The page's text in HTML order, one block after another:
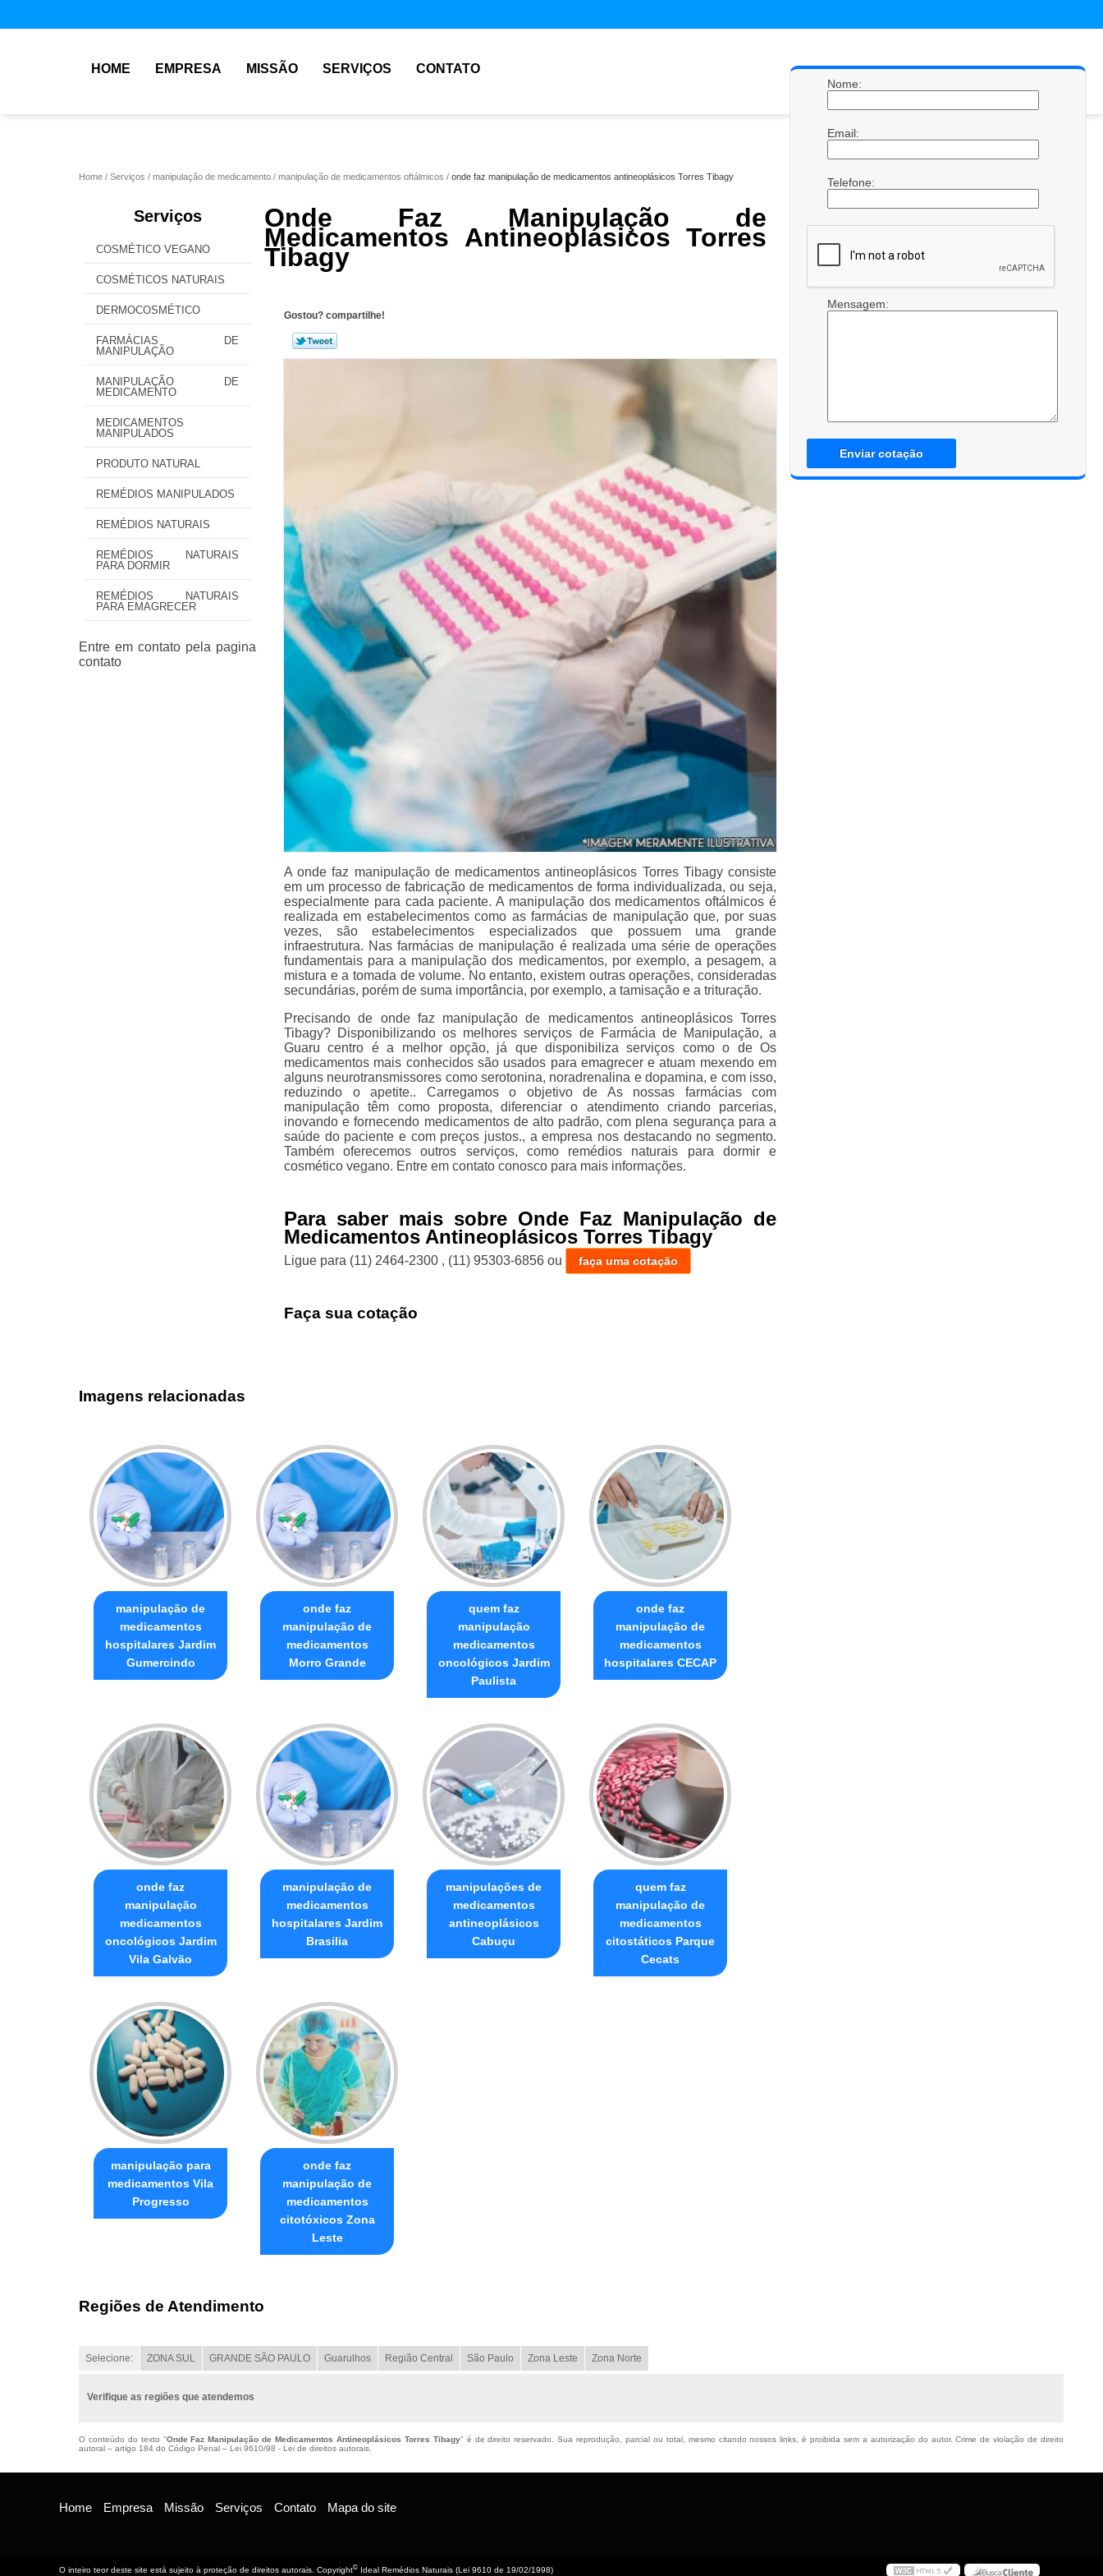
HOME EMPRESA MISSÃO SERVIÇOS CONTATO
Home Serviços manipulação de medicamento manipulação de medicamentos oftálmicos onde faz manipulação de medicamentos antineoplásicos Torres Tibagy
Serviços
COSMÉTICO VEGANO
COSMÉTICOS NATURAIS
DERMOCOSMÉTICO
FARMÁCIAS DE
MANIPULAÇÃO
MANIPULAÇÃO DE
MEDICAMENTO
MEDICAMENTOS
MANIPULADOS
PRODUTO NATURAL
REMÉDIOS MANIPULADOS
REMÉDIOS NATURAIS
REMÉDIOS NATURAIS
PARA DORMIR
REMÉDIOS NATURAIS
PARA EMAGRECER
Onde Faz Manipulação de
Medicamentos Antineoplásicos Torres
Tibagy
Gostou? compartilhe!
A onde faz manipulação de medicamentos antineoplásicos Torres Tibagy consiste
em um processo de fabricação de medicamentos de forma individualizada, ou seja,
especialmente para cada paciente. A manipulação dos medicamentos oftálmicos é
realizada em estabelecimentos como as farmácias de manipulação que, por suas
vezes, são estabelecimentos especializados que possuem uma grande
infraestrutura. Nas farmácias de manipulação é realizada uma série de operações
fundamentais para a manipulação dos medicamentos, por exemplo, a pesagem, a
mistura e a tomada de volume. No entanto, existem outras operações, consideradas
secundárias, porém de suma importância, por exemplo, a tamisação e a trituração.
Precisando de onde faz manipulação de medicamentos antineoplásicos Torres
Tibagy? Disponibilizando os melhores serviços de Farmácia de Manipulação, a
Guaru centro é a melhor opção, já que disponibiliza serviços como o de Os
medicamentos mais conhecidos são usados para emagrecer e atuam mexendo em
alguns neurotransmissores como serotonina, noradrenalina e dopamina, e com isso,
reduzindo o apetite.. Carregamos o objetivo de As nossas farmácias com
manipulação têm como proposta, diferenciar o atendimento criando parcerias,
inovando e fornecendo medicamentos de alto padrão, com plena segurança para a
saúde do paciente e com preços justos., a empresa nos destacando no segmento.
Também oferecemos outros serviços, como remédios naturais para dormir e
cosmético vegano. Entre em contato conosco para mais informações.
Para saber mais sobre Onde Faz Manipulação de
Medicamentos Antineoplásicos Torres Tibagy
Ligue para (11) 2464-2300 , (11) 95303-6856 ou faça uma cotação
Faça sua cotação
Nome:
Email:
Telefone:
Mensagem:
Enviar cotação
Imagens relacionadas
manipulação de
medicamentos
hospitalares Jardim
Gumercindo
onde faz
manipulação de
medicamentos
Morro Grande
quem faz
manipulação
medicamentos
oncológicos Jardim
Paulista
onde faz
manipulação de
medicamentos
hospitalares CECAP
onde faz
manipulação
medicamentos
oncológicos Jardim
Vila Galvão
manipulação de
medicamentos
hospitalares Jardim
Brasilia
manipulações de
medicamentos
antineoplásicos
Cabuçu
quem faz
manipulação de
medicamentos
citostáticos Parque
Cecats
manipulação para
medicamentos Vila
Progresso
onde faz
manipulação de
medicamentos
citotóxicos Zona
Leste
Regiões de Atendimento
Selecione: ZONA SUL GRANDE SÃO PAULO Guarulhos Região Central São Paulo Zona Leste Zona Norte
Verifique as regiões que atendemos
O conteúdo do texto "Onde Faz Manipulação de Medicamentos Antineoplásicos Torres Tibagy" é de direito reservado. Sua reprodução, parcial ou total, mesmo citando nossos links, é proibida sem a autorização do autor. Crime de violação de direito
autoral – artigo 184 do Código Penal – Lei 9610/98 - Lei de direitos autorais
Home Empresa Missão Serviços Contato Mapa do site
O inteiro teor deste site está sujeito à proteção de direitos autorais. Copyright© Ideal Remédios Naturais (Lei 9610 de 19/02/1998)